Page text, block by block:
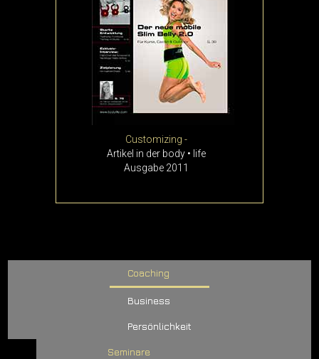
Customizing -
Artikel in der body • life
Ausgabe 2011
Coaching
Business
Persönlichkeit
Seminare